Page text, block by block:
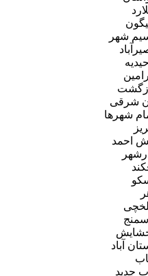
شهر
شرقی
شهر‌ها
احمد
آباد
جدید